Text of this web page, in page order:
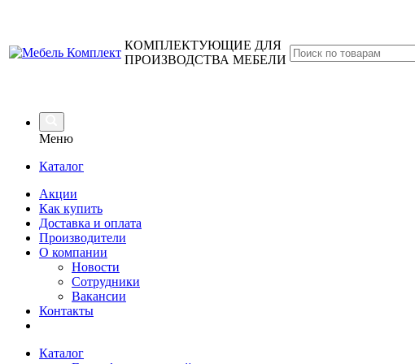
КОМПЛЕКТУЮЩИЕ ДЛЯ
ПРОИЗВОДСТВА МЕБЕЛИ
Меню
Каталог
Акции
Как купить
Доставка и оплата
Производители
О компании
Новости
Сотрудники
Вакансии
Контакты
Каталог